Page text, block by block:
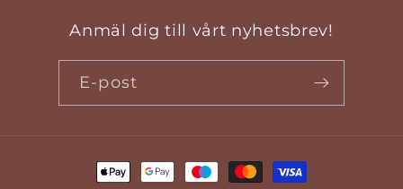
Anmäl dig till vårt nyhetsbrev!
E-post
Betalningsmetoder